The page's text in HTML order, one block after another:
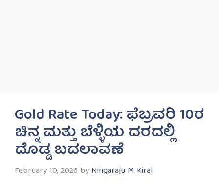
Gold Rate Today: ಫೆಬ್ರವರಿ 10ರ
ಚಿನ್ನ ಮತ್ತು ಬೆಳ್ಳಿಯ ದರದಲ್ಲಿ
ದೊಡ್ಡ ಬದಲಾವಣೆ
February 10, 2026 by Ningaraju M Kiral